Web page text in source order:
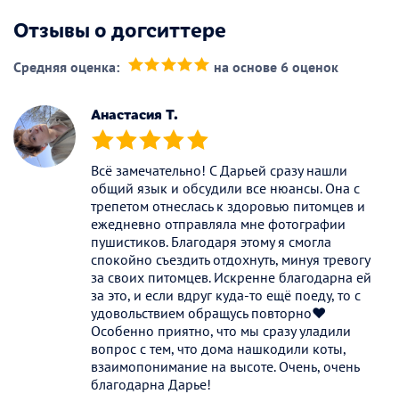
Отзывы о догситтере
Средняя оценка: на основе 6 оценок
Анастасия Т.
(*) (*) (*) (*) (*)
Всё замечательно! С Дарьей сразу нашли
общий язык и обсудили все нюансы. Она с
трепетом отнеслась к здоровью питомцев и
ежедневно отправляла мне фотографии
пушистиков. Благодаря этому я смогла
спокойно съездить отдохнуть, минуя тревогу
за своих питомцев. Искренне благодарна ей
за это, и если вдруг куда-то ещё поеду, то с
удовольствием обращусь повторно❤️
Особенно приятно, что мы сразу уладили
вопрос с тем, что дома нашкодили коты,
взаимопонимание на высоте. Очень, очень
благодарна Дарье!